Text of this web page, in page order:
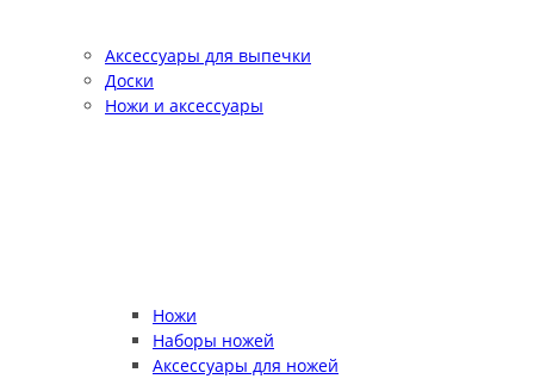
Аксессуары для выпечки
Доски
Ножи и аксессуары
Ножи
Наборы ножей
Аксессуары для ножей